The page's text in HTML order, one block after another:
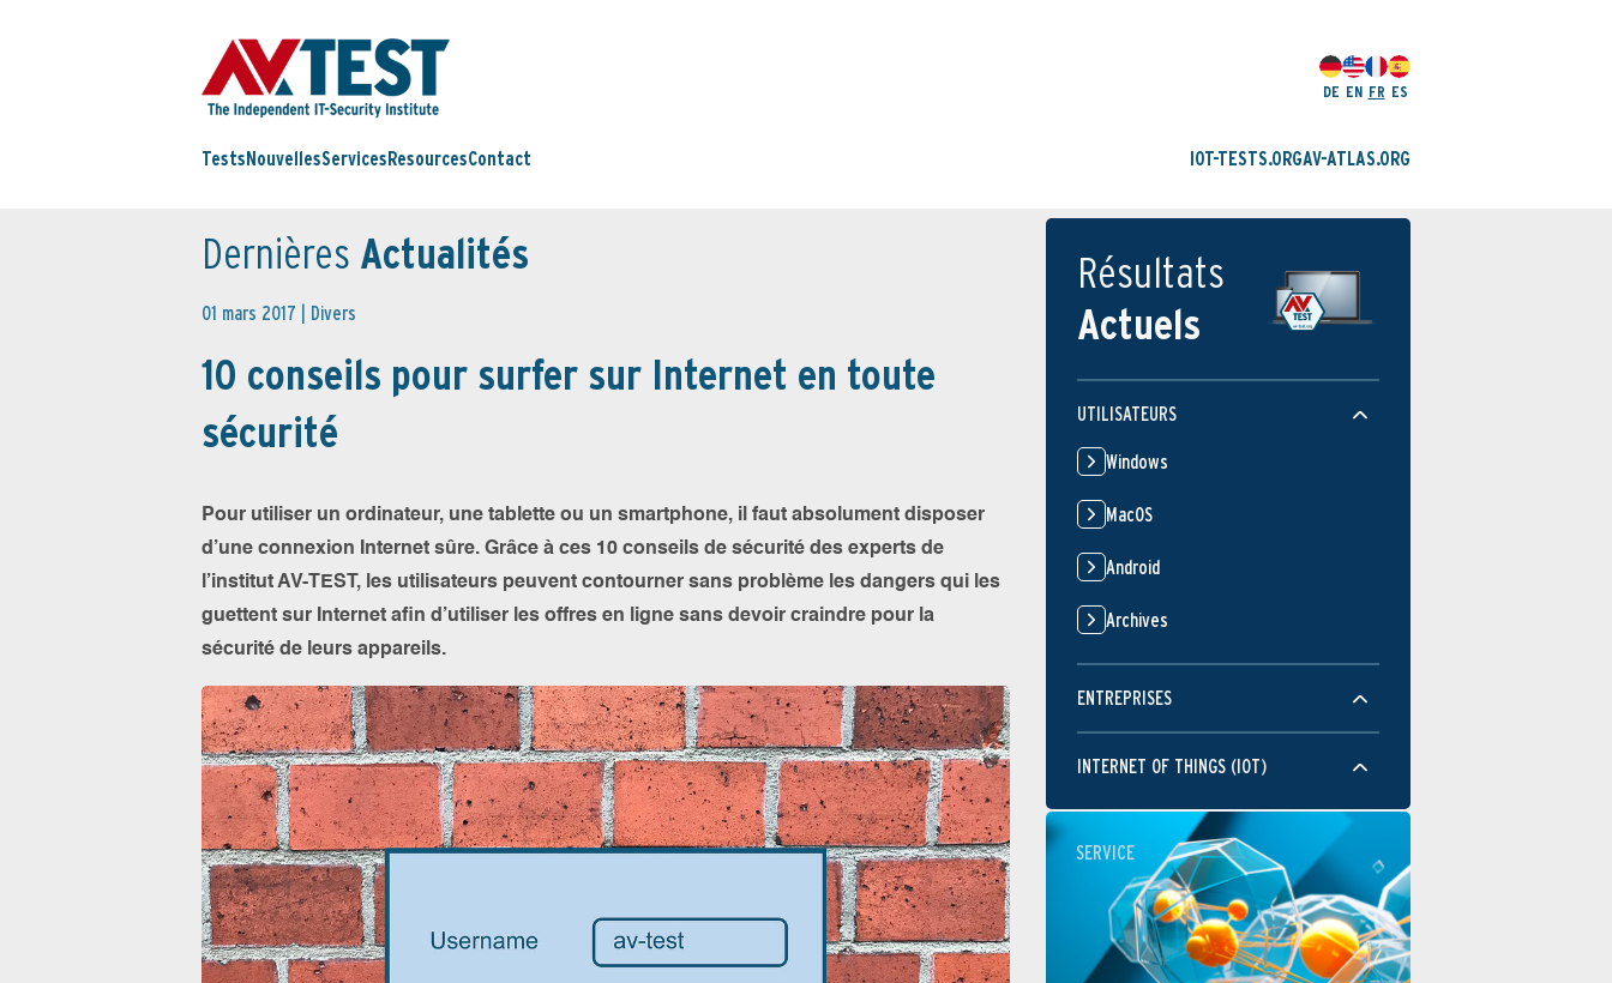
DE EN FR ES
Tests NouvellesServices ResourcesContact IOT-TESTS.ORGAV-ATLAS.ORG
Dernières Actualités
01 mars 2017 | Divers
10 conseils pour surfer sur Internet en toute
sécurité
Pour utiliser un ordinateur, une tablette ou un smartphone, il faut absolument disposer
d’une connexion Internet sûre. Grâce à ces 10 conseils de sécurité des experts de
l’institut AV-TEST, les utilisateurs peuvent contourner sans problème les dangers qui les
guettent sur Internet afin d’utiliser les offres en ligne sans devoir craindre pour la
sécurité de leurs appareils.
Résultats
Actuels
UTILISATEURS
Windows
MacOS
Android
Archives
ENTREPRISES
INTERNET OF THINGS (IOT)
SERVICE